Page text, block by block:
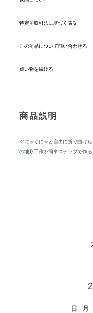
特定商取引法に基づく表記
この商品について問い合わせる
買い物を続ける
商品説明
ぐにゃぐにゃと自由に折り曲げ
の地形工作を簡単ステップで作る
日 月